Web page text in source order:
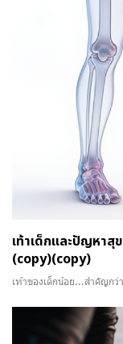
เท้าเด็กและปัญหา
(copy)(copy)
เท้าของเด็กน้อย...สำคัญก